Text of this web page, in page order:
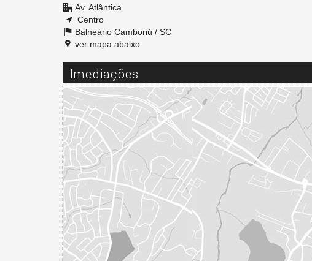
Av. Atlântica
Centro
Balneário Camboriú / SC
ver mapa abaixo
Imediações